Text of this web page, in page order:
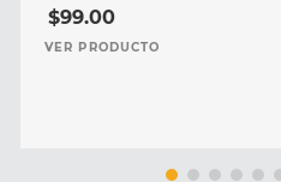
$99.00
VER PRODUCTO